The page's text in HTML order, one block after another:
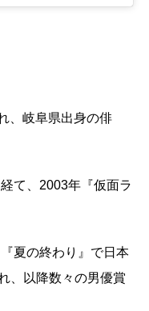
、岐阜県出身の俳
て、2003年『仮面ラ
夏の終わり』で日本
、以降数々の男優賞